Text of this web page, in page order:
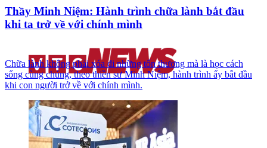
Thầy Minh Niệm: Hành trình chữa lành bắt đầu
khi ta trở về với chính mình
Chữa lành không phải xóa đi những tổn thương mà là học cách
sống cùng chúng, theo thiền sư Minh Niệm, hành trình ấy bắt đầu
khi con người trở về với chính mình.